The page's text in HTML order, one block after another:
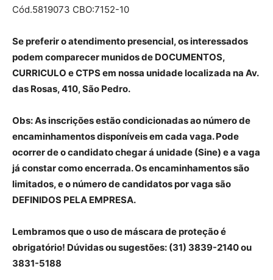
Cód.5819073 CBO:7152-10
Se preferir o atendimento presencial, os interessados
podem comparecer munidos de DOCUMENTOS,
CURRICULO e CTPS em nossa unidade localizada na Av.
das Rosas, 410, São Pedro.
Obs: As inscrições estão condicionadas ao número de
encaminhamentos disponíveis em cada vaga. Pode
ocorrer de o candidato chegar á unidade (Sine) e a vaga
já constar como encerrada. Os encaminhamentos são
limitados, e o número de candidatos por vaga são
DEFINIDOS PELA EMPRESA.
Lembramos que o uso de máscara de proteção é
obrigatório! Dúvidas ou sugestões: (31) 3839-2140 ou
3831-5188